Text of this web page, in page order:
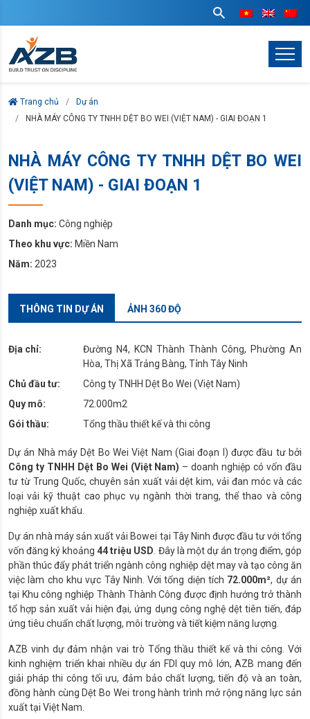
Trang chủ
Dự án
NHÀ MÁY CÔNG TY TNHH DỆT BO WEI (VIỆT NAM) - GIAI ĐOẠN 1
NHÀ MÁY CÔNG TY TNHH DỆT BO WEI
(VIỆT NAM) - GIAI ĐOẠN 1
Danh mục: Công nghiệp
Theo khu vực: Miền Nam
Năm: 2023
THÔNG TIN DỰ ÁN ẢNH 360 ĐỘ
Địa chỉ:
Đường N4, KCN Thành Thành Công, Phường An
Hòa, Thị Xã Trảng Bàng, Tỉnh Tây Ninh
Chủ đầu tư:
Công ty TNHH Dệt Bo Wei (Việt Nam)
Quy mô:
72.000m2
Gói thầu:
Tổng thầu thiết kế và thi công
Dự án Nhà máy Dệt Bo Wei Việt Nam (Giai đoạn I) được đầu tư bởi
Công ty TNHH Dệt Bo Wei (Việt Nam) – doanh nghiệp có vốn đầu
tư từ Trung Quốc, chuyên sản xuất vải dệt kim, vải đan móc và các
loại vải kỹ thuật cao phục vụ ngành thời trang, thể thao và công
nghiệp xuất khẩu.
Dự án nhà máy sản xuất vải Bowei tại Tây Ninh được đầu tư với tổng
vốn đăng ký khoảng44 triệu USD. Đây là một dự án trọng điểm, góp
phần thúc đẩy phát triển ngành công nghiệp dệt may và tạo công ăn
việc làm cho khu vực Tây Ninh. Với tổng diện tích 72.000m², dự án
tại Khu công nghiệp Thành Thành Công được định hướng trở thành
tổ hợp sản xuất vải hiện đại, ứng dụng công nghệ dệt tiên tiến, đáp
ứng tiêu chuẩn chất lượng, môi trường và tiết kiệm năng lượng.
AZB vinh dự đảm nhận vai trò Tổng thầu thiết kế và thi công. Với
kinh nghiệm triển khai nhiều dự án FDI quy mô lớn, AZB mang đến
giải pháp thi công tối ưu, đảm bảo chất lượng, tiến độ và an toàn,
đồng hành cùng Dệt Bo Wei trong hành trình mở rộng năng lực sản
xuất tại Việt Nam.